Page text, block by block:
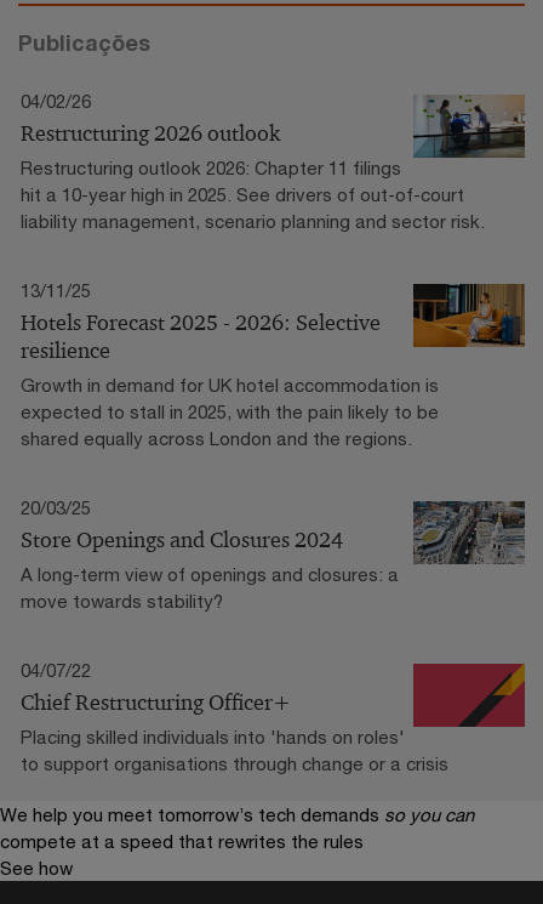
Publicações
04/02/26
Restructuring 2026 outlook
Restructuring outlook 2026: Chapter 11 filings
hit a 10-year high in 2025. See drivers of out-of-court
liability management, scenario planning and sector risk.
13/11/25
Hotels Forecast 2025 - 2026: Selective
resilience
Growth in demand for UK hotel accommodation is
expected to stall in 2025, with the pain likely to be
shared equally across London and the regions.
20/03/25
Store Openings and Closures 2024
A long-term view of openings and closures: a
move towards stability?
04/07/22
Chief Restructuring Officer+
Placing skilled individuals into 'hands on roles'
to support organisations through change or a crisis
We help you meet tomorrow’s tech demands so you can
compete at a speed that rewrites the rules
See how